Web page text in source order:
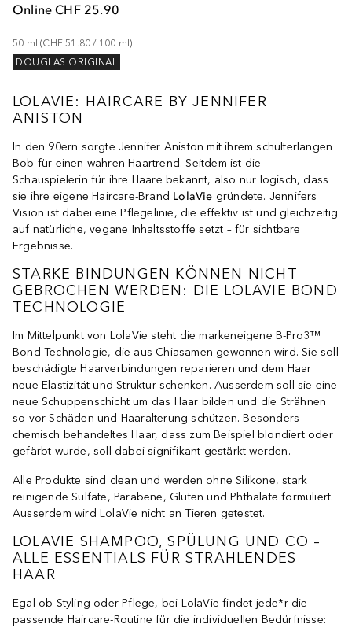
Online CHF 25.90
50 ml (CHF 51.80 / 100 ml)
DOUGLAS ORIGINAL
LOLAVIE: HAIRCARE BY JENNIFER
ANISTON
In den 90ern sorgte Jennifer Aniston mit ihrem schulterlangen
Bob für einen wahren Haartrend. Seitdem ist die
Schauspielerin für ihre Haare bekannt, also nur logisch, dass
sie ihre eigene Haircare-Brand LolaVie gründete. Jennifers
Vision ist dabei eine Pflegelinie, die effektiv ist und gleichzeitig
auf natürliche, vegane Inhaltsstoffe setzt – für sichtbare
Ergebnisse.
STARKE BINDUNGEN KÖNNEN NICHT
GEBROCHEN WERDEN: DIE LOLAVIE BOND
TECHNOLOGIE
Im Mittelpunkt von LolaVie steht die markeneigene B-Pro3™
Bond Technologie, die aus Chiasamen gewonnen wird. Sie soll
beschädigte Haarverbindungen reparieren und dem Haar
neue Elastizität und Struktur schenken. Ausserdem soll sie eine
neue Schuppenschicht um das Haar bilden und die Strähnen
so vor Schäden und Haaralterung schützen. Besonders
chemisch behandeltes Haar, dass zum Beispiel blondiert oder
gefärbt wurde, soll dabei signifikant gestärkt werden.
Alle Produkte sind clean und werden ohne Silikone, stark
reinigende Sulfate, Parabene, Gluten und Phthalate formuliert.
Ausserdem wird LolaVie nicht an Tieren getestet.
LOLAVIE SHAMPOO, SPÜLUNG UND CO –
ALLE ESSENTIALS FÜR STRAHLENDES
HAAR
Egal ob Styling oder Pflege, bei LolaVie findet jede*r die
passende Haircare-Routine für die individuellen Bedürfnisse: